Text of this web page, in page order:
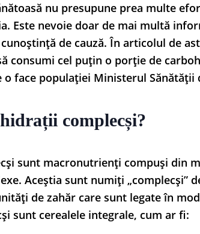
nu presupune prea multe
Este nevoie doar de mai multă
de cauză. În articolul de
consumi cel puțin o porție de
o face populației Ministerul Sănătății
complecși?
sunt macronutrienți compuși din
Aceștia sunt numiți „complecși”
de zahăr care sunt legate în
sunt cerealele integrale, cum ar fi: